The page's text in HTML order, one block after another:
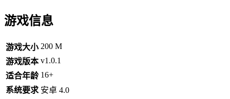
游戏信息
游戏大小 200 M
游戏版本 v1.0.1
适合年龄 16+
系统要求 安卓 4.0